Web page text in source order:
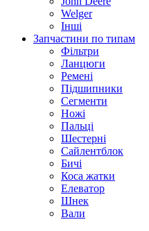
Welger
Інші
Запчастини по типам
Фільтри
Ланцюги
Ремені
Підшипники
Сегменти
Ножі
Пальці
Шестерні
Сайлентблок
Бичі
Коса жатки
Елеватор
Шнек
Вали